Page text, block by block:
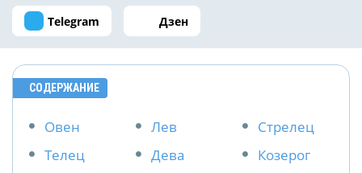
Telegram Дзен
СОДЕРЖАНИЕ
Овен
Телец
Лев
Дева
Стрелец
Козерог